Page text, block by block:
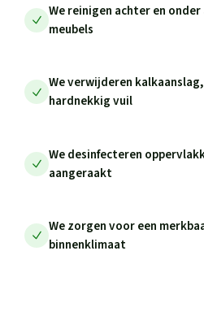
We reinigen achter en
meubels
We verwijderen
hardnekkig vuil
We desinfecteren
aangeraakt
We zorgen voor een
binnenklimaat